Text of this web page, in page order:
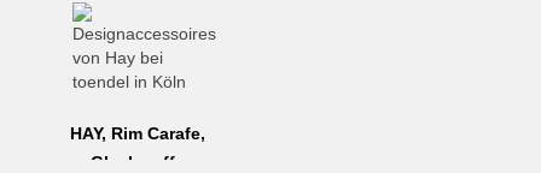
HAY, Rim Carafe,
Glaskaraffe